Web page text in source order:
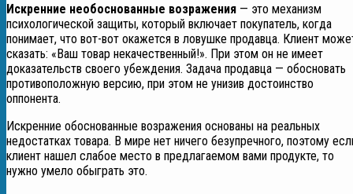
Искренние необоснованные возражения — это механизм
психологической защиты, который включает покупатель, когда
понимает, что вот-вот окажется в ловушке продавца. Клиент
сказать: «Ваш товар некачественный!». При этом он не имеет
доказательств своего убеждения. Задача продавца — обосновать
противоположную версию, при этом не унизив достоинство
оппонента.
Искренние обоснованные возражения основаны на реальных
недостатках товара. В мире нет ничего безупречного, поэтому
клиент нашел слабое место в предлагаемом вами продукте, то
нужно умело обыграть это.